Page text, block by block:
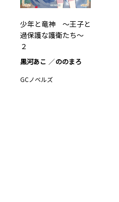
少年と竜神 ～王子と
過保護な護衛たち～
２
黒河あこ ののまろ
GCノベルズ